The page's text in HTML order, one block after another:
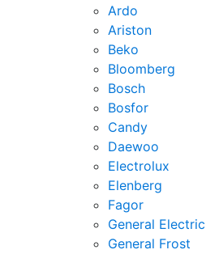
Ardo
Ariston
Beko
Bloomberg
Bosch
Bosfor
Candy
Daewoo
Electrolux
Elenberg
Fagor
General Electric
General Frost